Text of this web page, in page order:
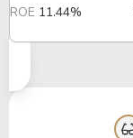
ROE 11.44%